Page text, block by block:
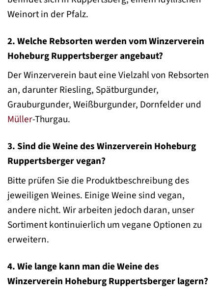
Weinort in der Pfalz.
2. Welche Rebsorten werden vom Winzerverein
Hoheburg Ruppertsberger angebaut?
Der Winzerverein baut eine Vielzahl von Rebsorten
an, darunter Riesling, Spätburgunder,
Grauburgunder, Weißburgunder, Dornfelder und
Müller-Thurgau.
3. Sind die Weine des Winzerverein Hoheburg
Ruppertsberger vegan?
Bitte prüfen Sie die Produktbeschreibung des
jeweiligen Weines. Einige Weine sind vegan,
andere nicht. Wir arbeiten jedoch daran, unser
Sortiment kontinuierlich um vegane Optionen zu
erweitern.
4. Wie lange kann man die Weine des
Winzerverein Hoheburg Ruppertsberger lagern?